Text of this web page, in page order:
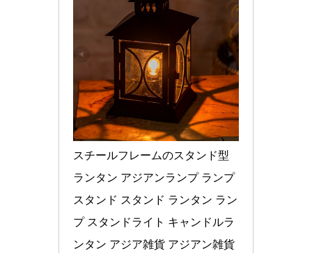
スチールフレームのスタンド型
ランタン アジアンランプ ランプ
スタンド スタンド ランタン ラン
プ スタンドライト キャンドルラ
ンタン アジア雑貨 アジアン雑貨